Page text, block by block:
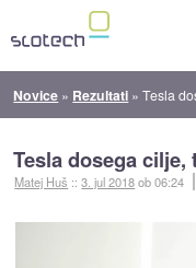
Novice » Rezultati »Tesla
Tesla dosega
Matej Huš ::3. jul 2018ob 06:24